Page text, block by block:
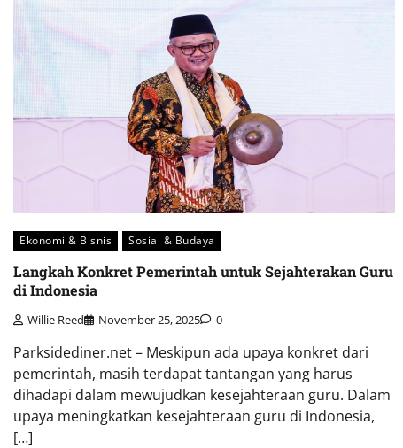
Ekonomi & Bisnis Sosial & Budaya
Langkah Konkret Pemerintah untuk Sejahterakan Guru
di Indonesia
Willie Reed November 25, 2025 0
Parksidediner.net – Meskipun ada upaya konkret dari
pemerintah, masih terdapat tantangan yang harus
dihadapi dalam mewujudkan kesejahteraan guru. Dalam
upaya meningkatkan kesejahteraan guru di Indonesia,
[…]